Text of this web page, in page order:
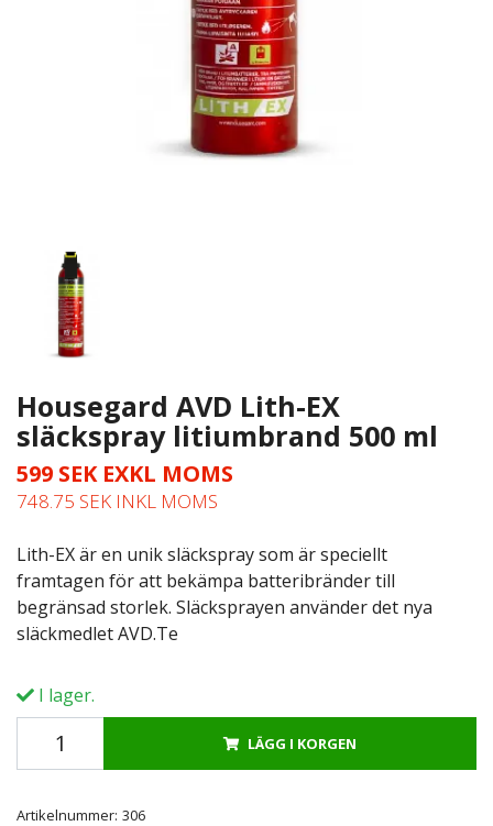
Housegard AVD Lith-EX
släckspray litiumbrand 500 ml
599 SEK EXKL MOMS
748.75 SEK INKL MOMS
Lith-EX är en unik släckspray som är speciellt
framtagen för att bekämpa batteribränder till
begränsad storlek. Släcksprayen använder det nya
släckmedlet AVD.Te
I lager.
LÄGG I KORGEN
Artikelnummer: 306